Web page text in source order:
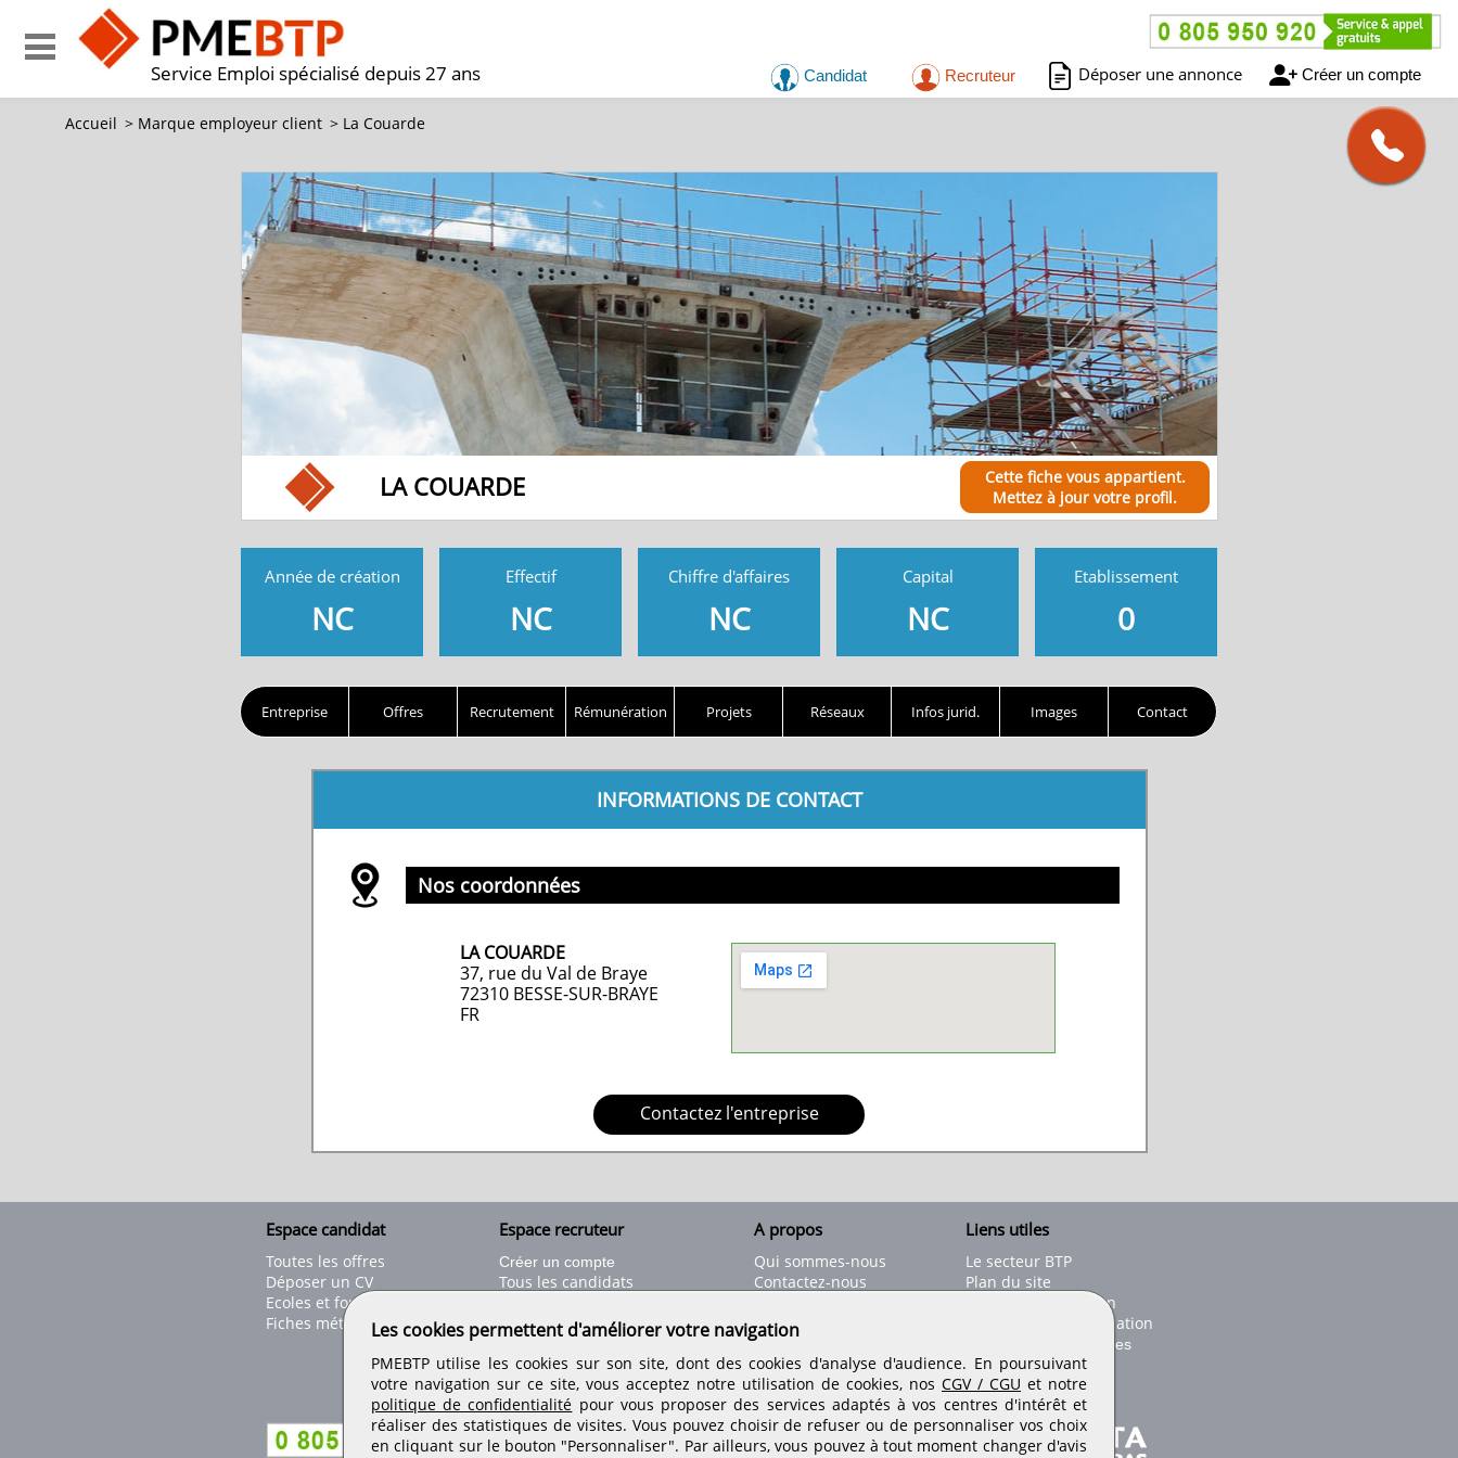
Service Emploi spécialisé depuis 27 ans Candidat Recruteur Déposer une annonce Créer un compte
Accueil > Marque employeur client > La Couarde
LA COUARDE
Cette fiche vous appartient.
Mettez à jour votre profil.
Année de création
NC
Effectif
NC
Chiffre d'affaires
NC
Capital
NC
Etablissement
0
Entreprise Offres Recrutement Rémunération Projets Réseaux Infos jurid. Images Contact
INFORMATIONS DE CONTACT
Nos coordonnées
LA COUARDE
37, rue du Val de Braye
72310 BESSE-SUR-BRAYE
FR
Contactez l'entreprise
Espace candidat
Toutes les offres
Déposer un CV
Ecoles et formations
Fiches métiers
Espace recruteur
Créer un compte
Tous les candidats
Déposer une offre de stage
Nos tarifs
A propos
Qui sommes-nous
Contactez-nous
Informations légales
Conditions générales
Rejoignez nos équipes
Liens utiles
Le secteur BTP
Plan du site
Conseils d'utilisation
Conditions de publication
Paramètres des cookies
Retrouvez-nous sur les réseaux sociaux
Les cookies permettent d'améliorer votre navigation
PMEBTP utilise les cookies sur son site, dont des cookies d'analyse d'audience. En poursuivant
votre navigation sur ce site, vous acceptez notre utilisation de cookies, nos CGV / CGU et notre
politique de confidentialité pour vous proposer des services adaptés à vos centres d'intérêt et
réaliser des statistiques de visites. Vous pouvez choisir de refuser ou de personnaliser vos choix
en cliquant sur le bouton "Personnaliser". Par ailleurs, vous pouvez à tout moment changer d'avis